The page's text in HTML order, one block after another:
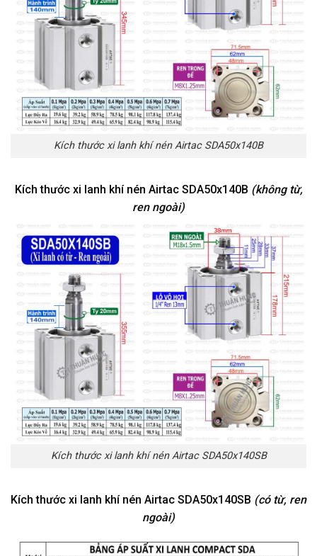
Kích thước xi lanh khí nén Airtac SDA50x140B
Kích thước xi lanh khí nén Airtac SDA50x140B (không từ,
ren ngoài)
Kích thước xi lanh khí nén Airtac SDA50x140SB
Kích thước xi lanh khí nén Airtac SDA50x140SB (có từ, ren
ngoài)